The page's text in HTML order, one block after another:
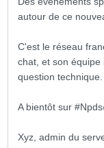
autour de ce
C'est le réseau
chat, et son
question technique.
A bientôt sur
Xyz, admin du